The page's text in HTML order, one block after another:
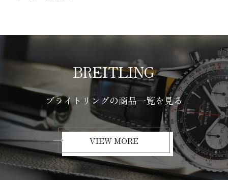
BREITLING
ブライトリングの商品一覧を見る
VIEW MORE